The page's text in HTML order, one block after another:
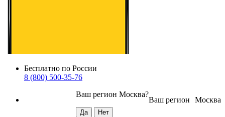
Бесплатно по России
8 (800) 500-35-76
Москва
Ваш регион
Ваш регион Москва?